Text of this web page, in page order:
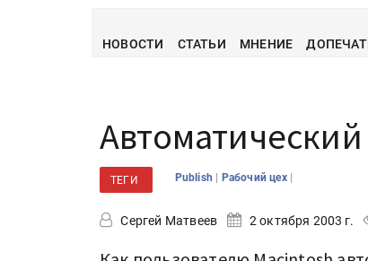
НОВОСТИ СТАТЬИ МНЕНИЕ
ТЕГИ Publish | Рабочий цех |
Сергей Матвеев 2 октября 2003 г.